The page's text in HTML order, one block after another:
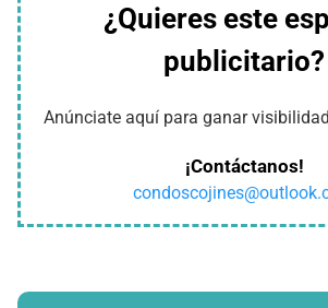
¿Quieres este
publicitario?
Anúnciate aquí para ganar
¡Contáctanos!